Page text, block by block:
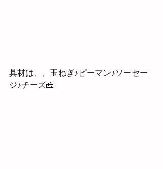
具材は、、玉ねぎ♪ピーマン♪ソーセー
ジ♪チーズ🧀